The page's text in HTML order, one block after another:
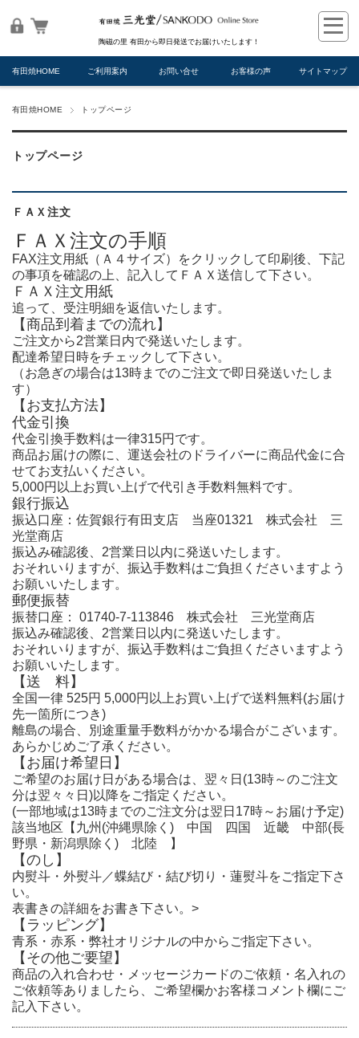
陶磁の里 有田から即日発送でお届けいたします！
有田焼HOME ご利用案内 お問い合せ お客様の声 サイトマップ
有田焼HOME トップページ
トップページ
ＦＡＸ注文
ＦＡＸ注文の手順
FAX注文用紙 （Ａ４サイズ）をクリックして印刷後、下記
の事項を確認の上、記入してＦＡＸ送信して下さい。
ＦＡＸ注文用紙
追って、受注明細を返信いたします。
【商品到着までの流れ】
ご注文から2営業日内で発送いたします。
配達希望日時をチェックして下さい。
（お急ぎの場合は13時までのご注文で即日発送いたしま
す）
【お支払方法】
代金引換
代金引換手数料は一律315円です。
商品お届けの際に、運送会社のドライバーに商品代金に合
せてお支払いください。
5,000円以上お買い上げで代引き手数料無料です。
銀行振込
振込口座：佐賀銀行有田支店 当座01321 株式会社 三
光堂商店
振込み確認後、2営業日以内に発送いたします。
おそれいりますが、振込手数料はご負担くださいますよう
お願いいたします。
郵便振替
振替口座： 01740-7-113846 株式会社 三光堂商店
振込み確認後、2営業日以内に発送いたします。
おそれいりますが、振込手数料はご負担くださいますよう
お願いいたします。
【送 料】
全国一律 525円 5,000円以上お買い上げで送料無料(お届け
先一箇所につき)
離島の場合、別途重量手数料がかかる場合がこざいます。
あらかじめご了承ください。
【お届け希望日】
ご希望のお届け日がある場合は、翌々日(13時～のご注文
分は翌々々日)以降をご指定ください。
(一部地域は13時までのご注文分は翌日17時～お届け予定)
該当地区【九州(沖縄県除く) 中国 四国 近畿 中部(長
野県・新潟県除く) 北陸 】
【のし】
内熨斗・外熨斗／蝶結び・結び切り・蓮熨斗をご指定下さ
い。
表書きの詳細をお書き下さい。 >
【ラッピング】
青系・赤系・弊社オリジナルの中からご指定下さい。
【その他ご要望】
商品の入れ合わせ・メッセージカードのご依頼・名入れの
ご依頼等ありましたら、ご希望欄かお客様コメント欄にご
記入下さい。